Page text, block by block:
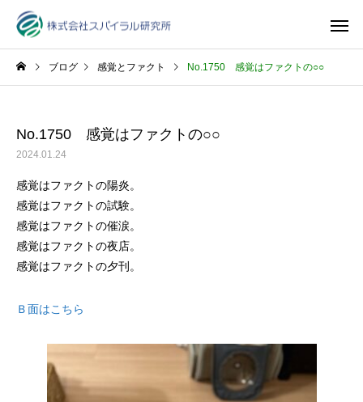
ブログ 感覚とファクト No.1750 感覚はファクトの○○
No.1750 感覚はファクトの○○
2024.01.24
感覚はファクトの陽炎。
感覚はファクトの試験。
感覚はファクトの催涙。
感覚はファクトの夜店。
感覚はファクトの夕刊。
Ｂ面はこちら